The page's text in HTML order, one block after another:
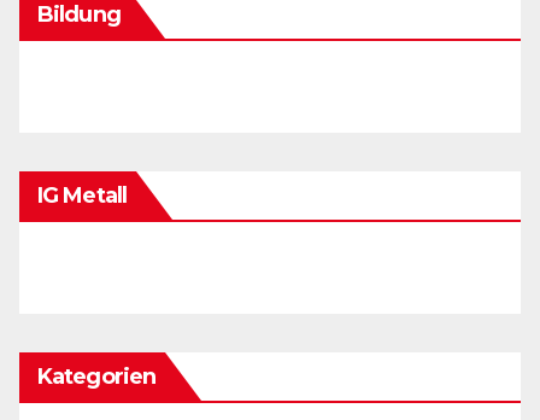
Bildung
IG Metall
Kategorien